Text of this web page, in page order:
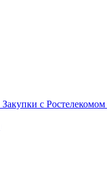
Закупки с Ростелекомом